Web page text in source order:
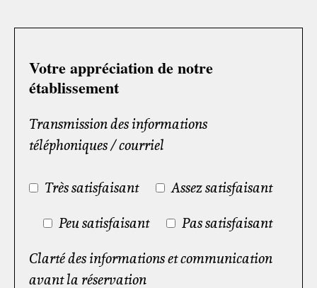
Votre appréciation de notre
établissement
Transmission des informations
téléphoniques / courriel
Très satisfaisant
Assez satisfaisant
Peu satisfaisant
Pas satisfaisant
Clarté des informations et communication
avant la réservation